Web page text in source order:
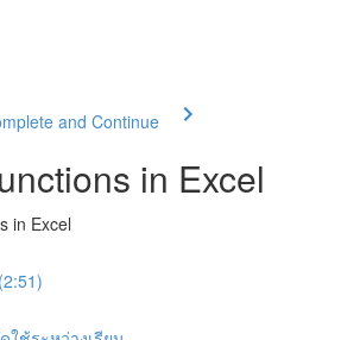
and Continue
in Excel
in Excel